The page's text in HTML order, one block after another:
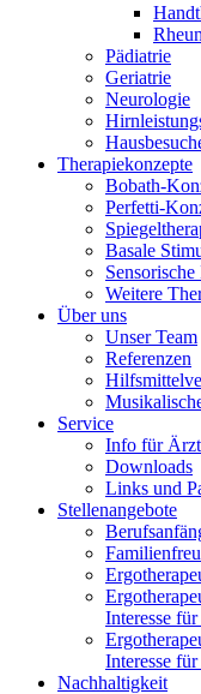
Pädiatrie
Geriatrie
Neurologie
Therapiekonzepte
Bobath-
Perfetti-
Basale
Weitere
Über uns
Unser Team
Referenzen
Service
Info für
Downloads
Links und
Stellenangebote
Interesse
Interesse
Nachhaltigkeit